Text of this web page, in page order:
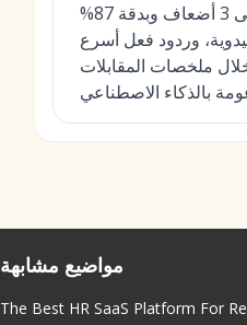
للمرشحين بما يصل إلى 3 أضعاف وبدقة 87%
وردود فعل أسرع
من خلال ملخصات المقابلات
مواضيع مشابهة
The Best HR SaaS Platform For